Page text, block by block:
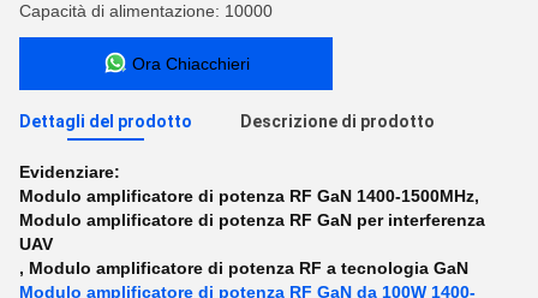
Capacità di alimentazione: 10000
Ora Chiacchieri
Dettagli del prodotto Descrizione di prodotto
Evidenziare:
Modulo amplificatore di potenza RF GaN 1400-1500MHz,
Modulo amplificatore di potenza RF GaN per interferenza
UAV
, Modulo amplificatore di potenza RF a tecnologia GaN
Modulo amplificatore di potenza RF GaN da 100W 1400-